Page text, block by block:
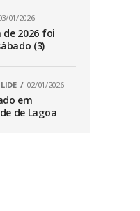
01/2026
2026 foi
(3)
02/01/2026
em
de Lagoa